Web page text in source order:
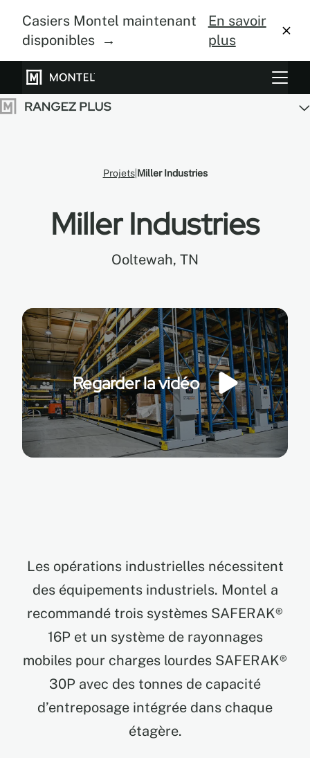
Casiers Montel maintenant
disponibles →
En savoir
plus
Systèmes de rangement
Projets Miller Industries
Miller Industries
Ooltewah, TN
Regarder la vidéo
Les opérations industrielles nécessitent
des équipements industriels. Montel a
recommandé trois systèmes SAFERAK®
16P et un système de rayonnages
mobiles pour charges lourdes SAFERAK®
30P avec des tonnes de capacité
d’entreposage intégrée dans chaque
étagère.